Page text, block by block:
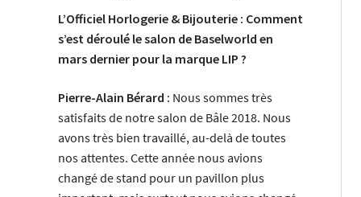
L’Officiel Horlogerie & Bijouterie : Comment
s’est déroulé le salon de Baselworld en
mars dernier pour la marque LIP ?
Pierre-Alain Bérard : Nous sommes très
satisfaits de notre salon de Bâle 2018. Nous
avons très bien travaillé, au-delà de toutes
nos attentes. Cette année nous avions
changé de stand pour un pavillon plus